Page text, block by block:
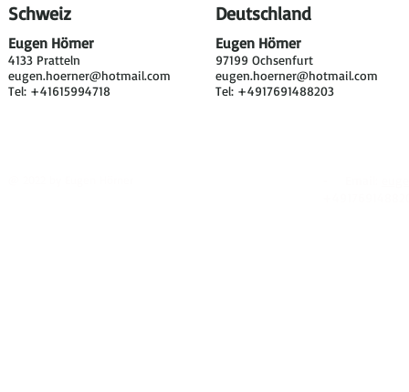
Schweiz
Eugen Hörner
4133 Pratteln
eugen.hoerner@hotmail.com
Tel: +41615994718
Deutschland
Eugen Hörner
97199 Ochsenfurt
eugen.hoerner@hotmail.com
Tel: +4917691488203